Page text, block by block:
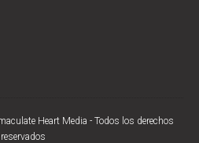
Heart Media - Todos los derechos
reservados